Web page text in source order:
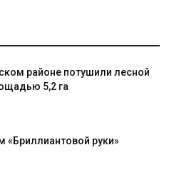
районе потушили лесной
5,2 га
«Бриллиантовой руки»